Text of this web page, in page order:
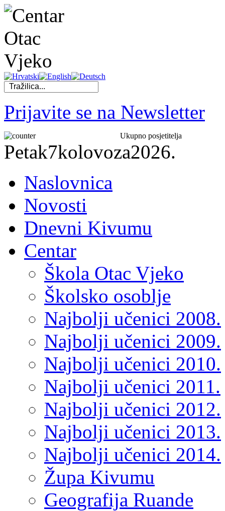
Prijavite se na Newsletter
Ukupno posjetitelja
Petak7kolovoza2026.
Naslovnica
Novosti
Dnevni Kivumu
Centar
Škola Otac Vjeko
Školsko osoblje
Najbolji učenici 2008.
Najbolji učenici 2009.
Najbolji učenici 2010.
Najbolji učenici 2011.
Najbolji učenici 2012.
Najbolji učenici 2013.
Najbolji učenici 2014.
Župa Kivumu
Geografija Ruande